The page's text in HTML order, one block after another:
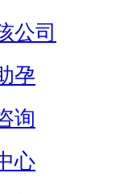
公司
孕
询
心